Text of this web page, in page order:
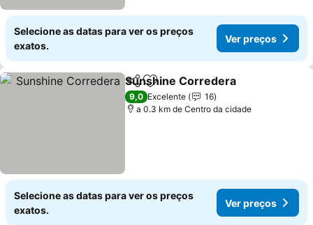
Selecione as datas para ver os preços
exatos.
Ver preços
PartilharAdicionar aos favoritos
Sunshine Corredera
9,0 Excelente
16
a 0.3 km de Centro da cidade
Selecione as datas para ver os preços
exatos.
Ver preços